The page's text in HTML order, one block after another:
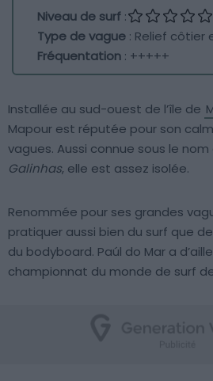
Niveau de surf :
Type de vague : Relief côtier
Fréquentation : +++++
Installée au sud-ouest de l’île de
Mapour est réputée pour son
vagues. Aussi connue sous le nom
Galinhas, elle est assez isolée.
Renommée pour ses grandes
pratiquer aussi bien du surf que
du bodyboard. Paúl do Mar a
championnat du monde de surf de